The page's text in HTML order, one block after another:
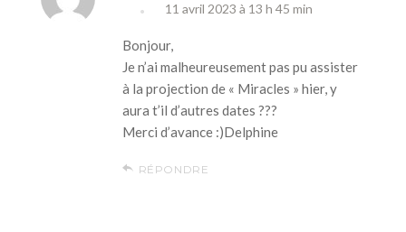
11 avril 2023 à 13 h 45 min
Bonjour,
Je n’ai malheureusement pas pu assister
à la projection de « Miracles » hier, y
aura t’il d’autres dates ???
Merci d’avance :)Delphine
RÉPONDRE